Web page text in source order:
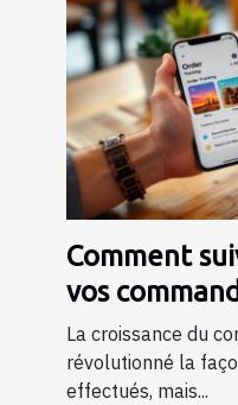
Comment
vos
La croissance du
révolutionné la
effectués, mais...